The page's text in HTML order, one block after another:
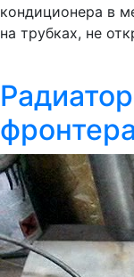
кондиционера в
на трубках, не